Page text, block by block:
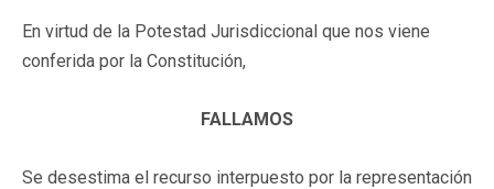
En virtud de la Potestad Jurisdiccional que nos viene
conferida por la Constitución,
FALLAMOS
Se desestima el recurso interpuesto por la representación